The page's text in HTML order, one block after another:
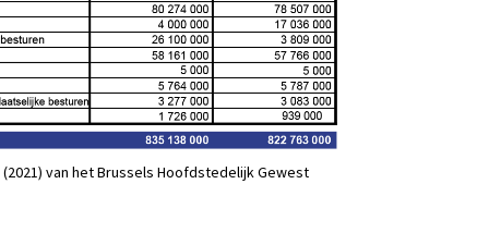
van het Brussels Hoofdstedelijk Gewest